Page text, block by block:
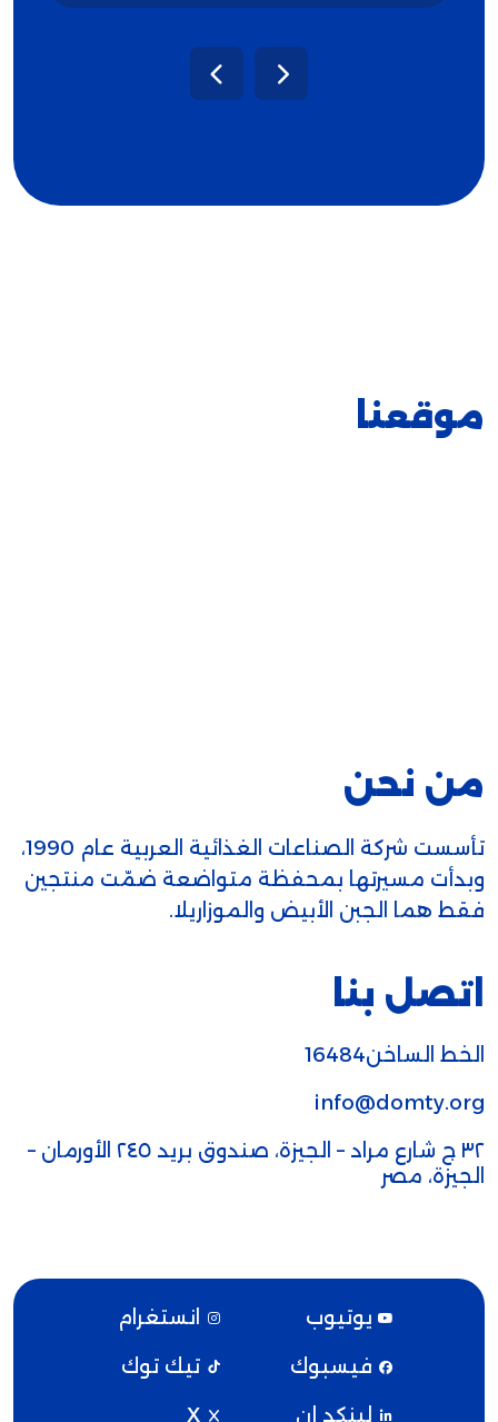
موقعنا
من نحن
تأسست شركة الصناعات الغذائية العربية عام 1990،
وبدأت مسيرتها بمحفظة متواضعة ضمّت منتجين
فقط هما الجبن الأبيض والموزاريلا.
اتصل بنا
الخط الساخن16484
info@domty.org
٣٢ ج شارع مراد – الجيزة، صندوق بريد ٢٤٥ الأورمان –
الجيزة، مصر
يوتيوب
انستغرام
فيسبوك
تيك توك
لينكد إن
X